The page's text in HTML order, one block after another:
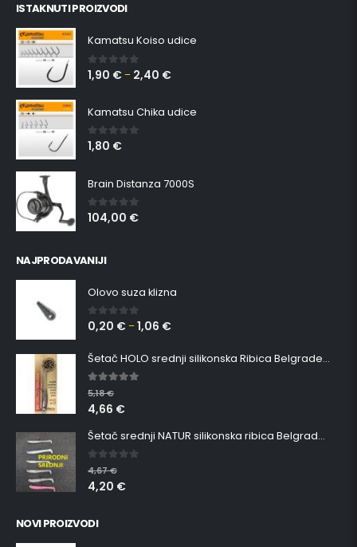
ISTAKNUTI PROIZVODI
Kamatsu Koiso udice
0 out of 5
1,90 € – 2,40 €
Kamatsu Chika udice
0 out of 5
1,80 €
Brain Distanza 7000S
0out of 5
104,00 €
NAJPRODAVANIJI
Olovo suza klizna
0 out of 5
0,20 € –1,06 €
Šetač HOLO srednji silikonska Ribica Belgrade Walker
5.00out of 5
5,18€
4,66 €
Šetač srednji NATUR silikonska ribica Belgrade Walker
0 out of 5
4,67€
4,20 €
NOVI PROIZVODI